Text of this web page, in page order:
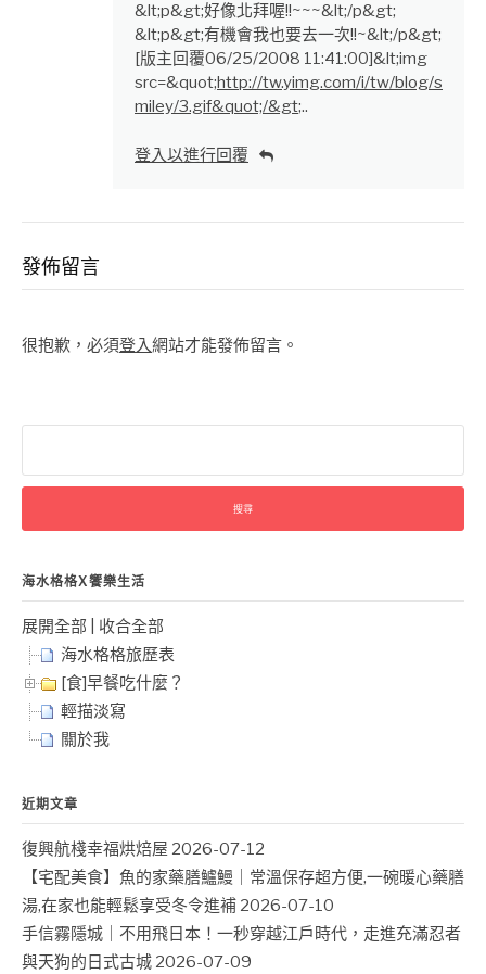
&lt;p&gt;好像北拜喔!!~~~&lt;/p&gt;
&lt;p&gt;有機會我也要去一次!!~&lt;/p&gt;
[版主回覆06/25/2008 11:41:00]&lt;img
src=&quot;http://tw.yimg.com/i/tw/blog/s
miley/3.gif&quot;/&gt;..
登入以進行回覆
發佈留言
很抱歉，必須登入網站才能發佈留言。
關
字:
海水格格X饗樂生活
展開全部
收合全部
海水格格旅歷表
[食]早餐吃什麼？
輕描淡寫
關於我
近期文章
復興航棧幸福烘焙屋 2026-07-12
【宅配美食】魚的家藥膳鱸鰻｜常溫保存超方便,一碗暖心藥膳
湯,在家也能輕鬆享受冬令進補 2026-07-10
手信霧隱城｜不用飛日本！一秒穿越江戶時代，走進充滿忍者
與天狗的日式古城 2026-07-09